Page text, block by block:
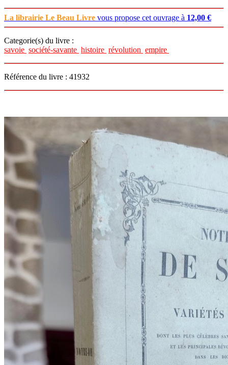
La librairie Le Beau Livre vous propose cet ouvrage à 12,00 €
Categorie(s) du livre :
savoie société-savante histoire révolution empire
Référence du livre : 41932